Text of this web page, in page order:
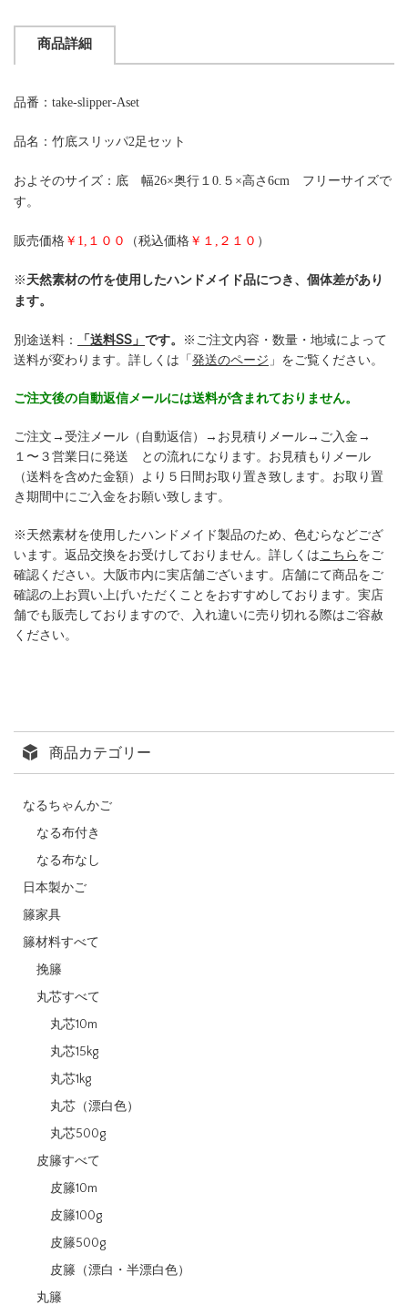
商品詳細
品番：take-slipper-Aset
品名：竹底スリッパ2足セット
およそのサイズ：底 幅26×奥行１0.５×高さ6cm フリーサイズで
す。
販売価格 ￥1,１００ （税込価格 ￥１,２１０ ）
※ 天然素材の竹を使用したハンドメイド品につき、個体差があり
ます。
別途送料： 「送料SS」 です。
※ご注文内容・数量・地域によって
送料が変わります。詳しくは「発送のページ 」をご覧ください。
ご注文後の自動返信メールには送料が含まれておりません。
ご注文→受注メール（自動返信）→お見積りメール→ご入金→
１〜３営業日に発送 との流れになります。お見積もりメール
（送料を含めた金額）より５日間お取り置き致します。お取り置
き期間中にご入金をお願い致します。
※天然素材を使用したハンドメイド製品のため、色むらなどござ
います。返品交換をお受けしておりません。詳しくはこちらをご
確認ください。大阪市内に実店舗ございます。店舗にて商品をご
確認の上お買い上げいただくことをおすすめしております。実店
舗でも販売しておりますので、入れ違いに売り切れる際はご容赦
ください。
商品カテゴリー
なるちゃんかご
なる布付き
なる布なし
日本製かご
籐家具
籐材料すべて
挽籐
丸芯すべて
丸芯10m
丸芯15kg
丸芯1kg
丸芯（漂白色）
丸芯500g
皮籐すべて
皮籐10m
皮籐100g
皮籐500g
皮籐（漂白・半漂白色）
丸籐